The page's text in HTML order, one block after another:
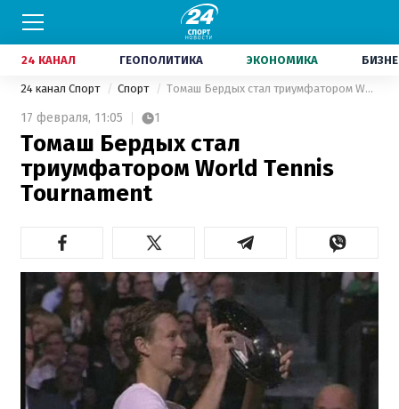
24 КАНАЛ ГЕОПОЛИТИКА ЭКОНОМИКА
24 канал Спорт Спорт Томаш Бердых стал триумфатором World Tennis Tournament
17 февраля, 11:05 1
Томаш Бердых стал
триумфатором World Tennis
Tournament